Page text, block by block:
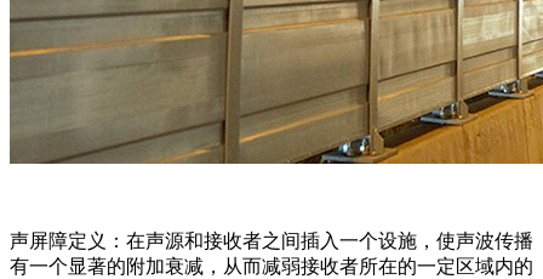
声屏障定义：在声源和接收者之间插入一个设施，使声波传播
有一个显著的附加衰减，从而减弱接收者所在的一定区域内的